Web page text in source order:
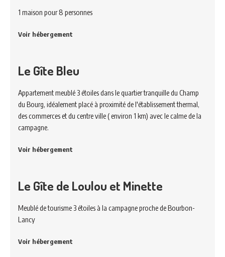
1 maison pour 8 personnes
Voir hébergement
Le Gîte Bleu
Appartement meublé 3 étoiles dans le quartier tranquille du Champ
du Bourg, idéalement placé à proximité de l'établissement thermal,
des commerces et du centre ville ( environ 1 km) avec le calme de la
campagne.
Voir hébergement
Le Gîte de Loulou et Minette
Meublé de tourisme 3 étoiles à la campagne proche de Bourbon-
Lancy
Voir hébergement